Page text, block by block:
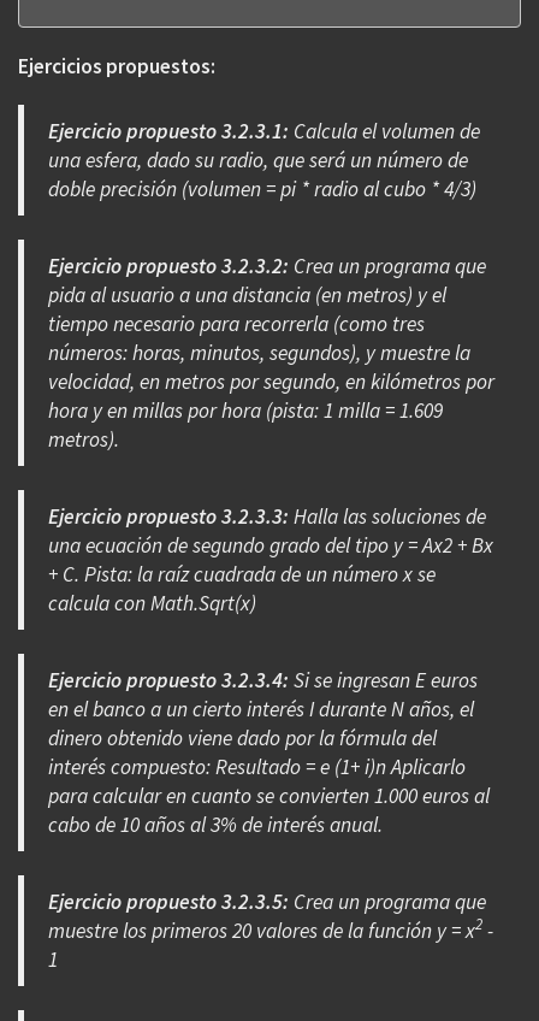
Ejercicios propuestos:
Ejercicio propuesto 3.2.3.1: Calcula el volumen de
una esfera, dado su radio, que será un número de
doble precisión (volumen = pi * radio al cubo * 4/3)
Ejercicio propuesto 3.2.3.2: Crea un programa que
pida al usuario a una distancia (en metros) y el
tiempo necesario para recorrerla (como tres
números: horas, minutos, segundos), y muestre la
velocidad, en metros por segundo, en kilómetros por
hora y en millas por hora (pista: 1 milla = 1.609
metros).
Ejercicio propuesto 3.2.3.3: Halla las soluciones de
una ecuación de segundo grado del tipo y = Ax2 + Bx
+ C. Pista: la raíz cuadrada de un número x se
calcula con Math.Sqrt(x)
Ejercicio propuesto 3.2.3.4: Si se ingresan E euros
en el banco a un cierto interés I durante N años, el
dinero obtenido viene dado por la fórmula del
interés compuesto: Resultado = e (1+ i)n Aplicarlo
para calcular en cuanto se convierten 1.000 euros al
cabo de 10 años al 3% de interés anual.
Ejercicio propuesto 3.2.3.5: Crea un programa que
muestre los primeros 20 valores de la función y = x2 -
1